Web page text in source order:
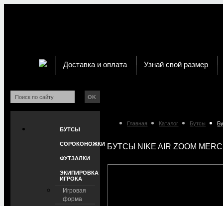
Доставка и оплата Узнай свой размер
OK
БУТСЫ
СОРОКОНОЖКИ
ФУТЗАЛКИ
ЭКИПИРОВКА
ИГРОКА
Игровая
форма
Главная Каталог Бутсы
БУТСЫ NIKE AIR ZOOM